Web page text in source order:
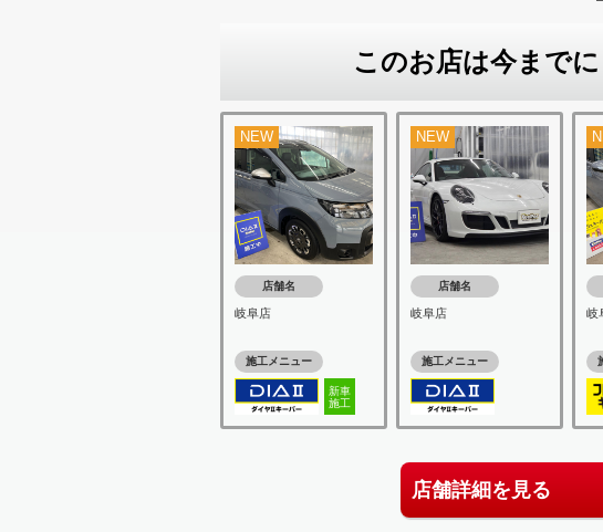
このお店は今までに
NEW
店舗名
岐阜店
施工メニュー
新車
施工
NEW
店舗名
岐阜店
施工メニュー
岐
店舗詳細を見る